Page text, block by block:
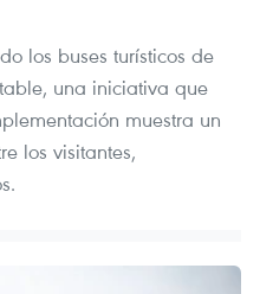
los buses turísticos de
una iniciativa que
muestra un
los visitantes,